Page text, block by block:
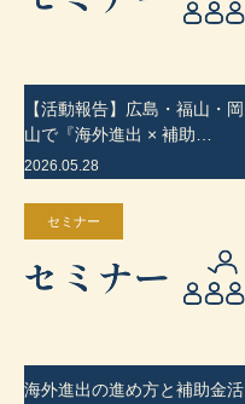
【活動報告】広島・福山・岡
山で『海外進出 × 補助…
2026.05.28
セミナー
海外進出の進め方と補助金活